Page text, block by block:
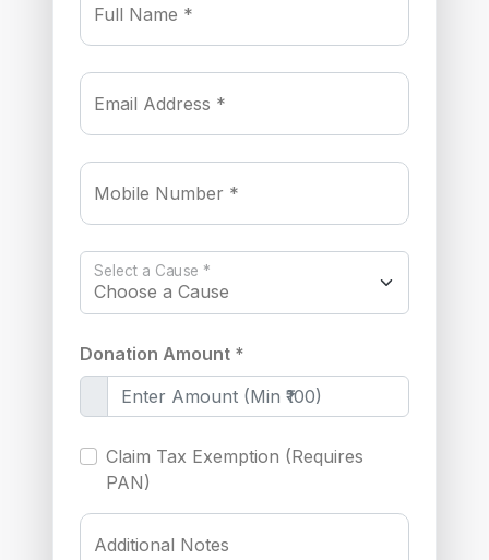
Full Name *
Email Address *
Mobile Number *
Select a Cause *
Donation Amount *
Claim Tax Exemption (Requires
PAN)
Additional Notes